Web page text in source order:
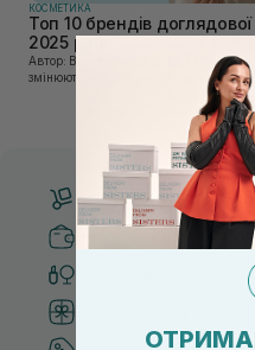
КОСМЕТИКА
Топ 10 брендів
2025 році
Автор: Віка Нагорна У сучасному світі, де тренди
змінюються зі швидкістю світла, а
косметики переповнений новими
засобу для себе стає справжнім
Безкоштовна
Безпечні способи
Тільки оригінальна